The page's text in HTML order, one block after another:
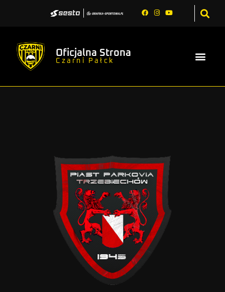
Oficjalna Strona
Czarni Pałck